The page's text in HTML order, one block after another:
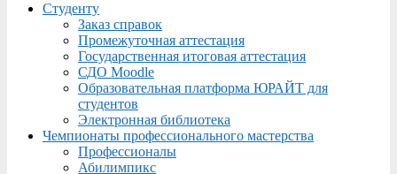
Студенту
Заказ справок
Промежуточная аттестация
Государственная итоговая аттестация
СДО Moodle
Образовательная платформа ЮРАЙТ для
студентов
Электронная библиотека
Чемпионаты профессионального мастерства
Профессионалы
Абилимпикс